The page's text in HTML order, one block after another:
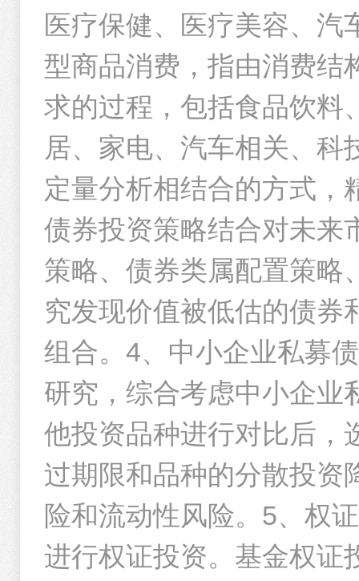
医疗保健、医疗美容、汽
型商品消费，指由消费结
求的过程，包括食品饮料
居、家电、汽车相关、科
定量分析相结合的方式，
债券投资策略结合对未来
策略、债券类属配置策略
究发现价值被低估的债券
组合。4、中小企业私募
研究，综合考虑中小企业
他投资品种进行对比后，
过期限和品种的分散投资
险和流动性风险。5、权
进行权证投资。基金权证
-- --
海信视像
天振股份
优然牧业
孩子王
齐心集团
贵州茅台
重仓债券
华夏新兴消费混合型证券投资基金2026年第一季度报告
华夏基金管理有限公司关于旗下基金投资关联方承销证券的公告
1 2 4 6